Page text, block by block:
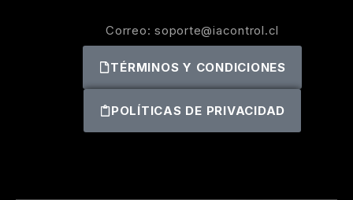
Correo: soporte@iacontrol.cl
TÉRMINOS Y CONDICIONES
POLÍTICAS DE PRIVACIDAD